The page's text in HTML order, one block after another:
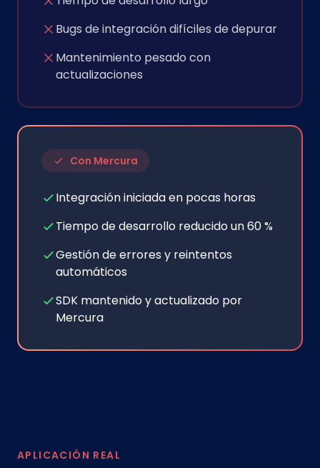
Bugs de integración difíciles de depurar
Mantenimiento pesado con
actualizaciones
Con Mercura
Integración iniciada en pocas horas
Tiempo de desarrollo reducido un 60 %
Gestión de errores y reintentos
automáticos
SDK mantenido y actualizado por
Mercura
APLICACIÓN REAL